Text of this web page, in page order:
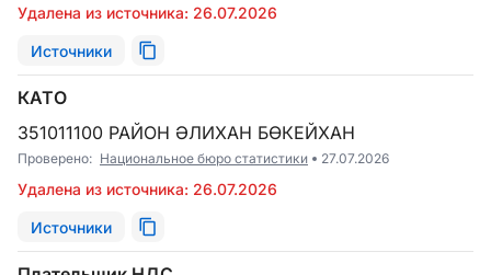
Удалена из источника: 26.07.2026
Источники
КАТО
351011100 РАЙОН ӘЛИХАН БӨКЕЙХАН
Проверено: Национальное бюро статистики 27.07.2026
Удалена из источника: 26.07.2026
Источники